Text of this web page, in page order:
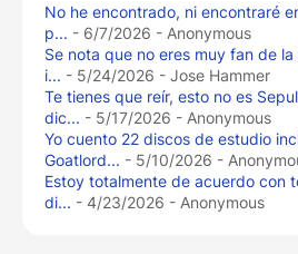
No he encontrado, ni encontraré
p... - 6/7/2026 - Anonymous
Se nota que no eres muy fan de
i... - 5/24/2026 - Jose Hammer
Te tienes que reír, esto no es
dic... - 5/17/2026 - Anonymous
Yo cuento 22 discos de estudio
Goatlord... - 5/10/2026 -
Estoy totalmente de acuerdo con
di... - 4/23/2026 - Anonymous